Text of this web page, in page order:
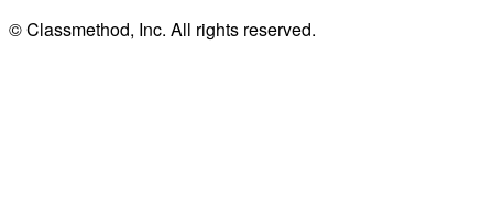
© Classmethod, Inc. All rights reserved.